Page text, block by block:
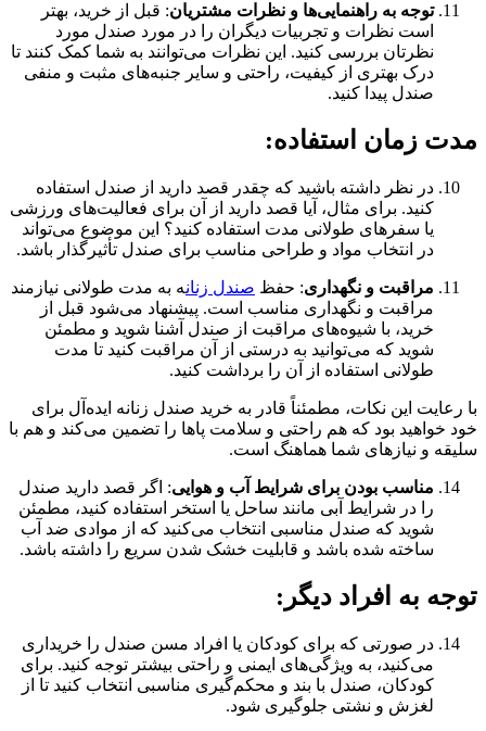
توجه به راهنمایی‌ها و نظرات مشتریان: قبل از خرید، بهتر
است نظرات و تجربیات دیگران را در مورد صندل مورد
نظرتان بررسی کنید. این نظرات می‌توانند به شما کمک کنند تا
درک بهتری از کیفیت، راحتی و سایر جنبه‌های مثبت و منفی
صندل پیدا کنید.
مدت زمان استفاده:
در نظر داشته باشید که چقدر قصد دارید از صندل استفاده
کنید. برای مثال، آیا قصد دارید از آن برای فعالیت‌های ورزشی
یا سفرهای طولانی مدت استفاده کنید؟ این موضوع می‌تواند
در انتخاب مواد و طراحی مناسب برای صندل تأثیرگذار باشد.
مراقبت و نگهداری: حفظ صندل زنانه به مدت طولانی نیازمند
مراقبت و نگهداری مناسب است. پیشنهاد می‌شود قبل از
خرید، با شیوه‌های مراقبت از صندل آشنا شوید و مطمئن
شوید که می‌توانید به درستی از آن مراقبت کنید تا مدت
طولانی استفاده از آن را برداشت کنید.
با رعایت این نکات، مطمئناً قادر به خرید صندل زنانه ایده‌آل برای
خود خواهید بود که هم راحتی و سلامت پاها را تضمین می‌کند و هم با
سلیقه و نیازهای شما هماهنگ است.
مناسب بودن برای شرایط آب و هوایی: اگر قصد دارید صندل
را در شرایط آبی مانند ساحل یا استخر استفاده کنید، مطمئن
شوید که صندل مناسبی انتخاب می‌کنید که از موادی ضد آب
ساخته شده باشد و قابلیت خشک شدن سریع را داشته باشد.
توجه به افراد دیگر :
در صورتی که برای کودکان یا افراد مسن صندل را خریداری
می‌کنید، به ویژگی‌های ایمنی و راحتی بیشتر توجه کنید. برای
کودکان، صندل با بند و محکم‌گیری مناسبی انتخاب کنید تا از
لغزش و نشتی جلوگیری شود.